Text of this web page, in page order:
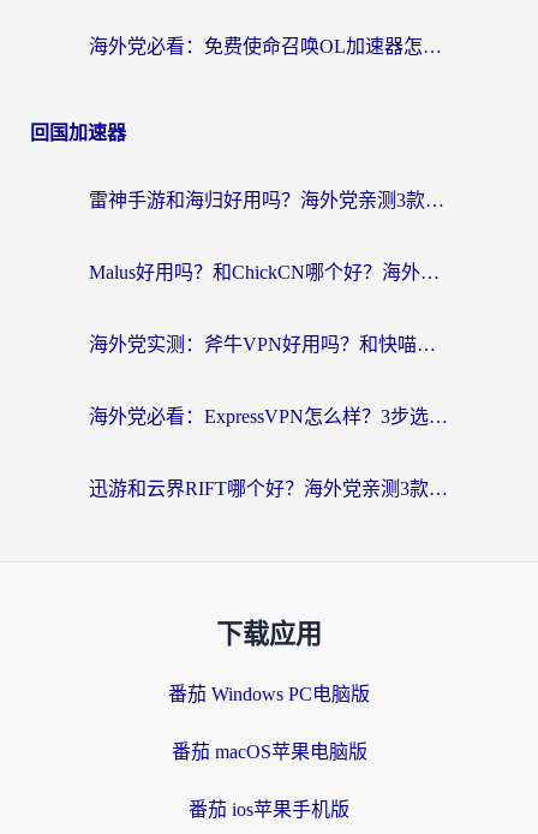
海外党必看：免费使命召唤OL加速器怎么选？3个国服游戏加速痛点一次性解决
回国加速器
雷神手游和海归好用吗？海外党亲测3款热门回国加速器+番茄加速器深度体验
Malus好用吗？和ChickCN哪个好？海外党亲测：选对回国加速器，追剧游戏不卡顿
海外党实测：斧牛VPN好用吗？和快喵VPN对比哪个回国效果更好？附3款热门加速器深度分析
海外党必看：ExpressVPN怎么样？3步选对回国加速器，无缝刷国内剧玩手游
迅游和云界RIFT哪个好？海外党亲测3款回国加速器，教你无缝刷国内剧玩游戏
下载应用
番茄 Windows PC电脑版
番茄 macOS苹果电脑版
番茄 ios苹果手机版